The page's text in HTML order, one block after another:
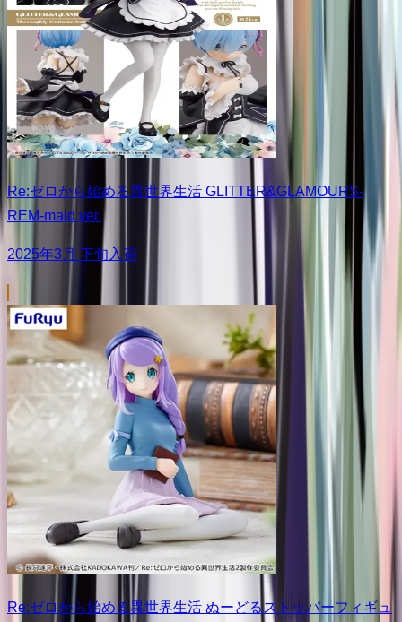
Re:ゼロから始める異世界生活 GLITTER&GLAMOURS-
REM-maid ver.
2025年3月 下旬入荷
Re:ゼロから始める異世界生活 ぬーどるストッパーフィギュ